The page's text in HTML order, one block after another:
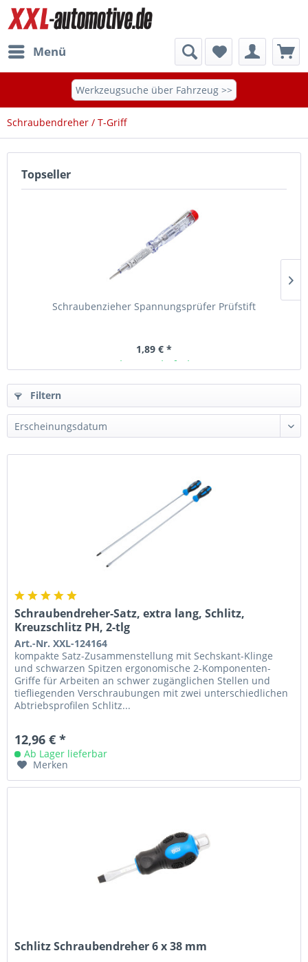
Menü
Werkzeugsuche über Fahrzeug >>
Schraubendreher / T-Griff
Topseller
Schraubenzieher Spannungsprüfer Prüfstift
1,89 € *
Ab Lager lieferbar
Filtern
Schraubendreher-Satz, extra lang, Schlitz,
Kreuzschlitz PH, 2-tlg
Art.-Nr. XXL-124164
kompakte Satz-Zusammenstellung mit Sechskant-Klinge
und schwarzen Spitzen ergonomische 2-Komponenten-
Griffe für Arbeiten an schwer zugänglichen Stellen und
tiefliegenden Verschraubungen mit zwei unterschiedlichen
Abtriebsprofilen Schlitz...
12,96 € *
Ab Lager lieferbar
Merken
Schlitz Schraubendreher 6 x 38 mm